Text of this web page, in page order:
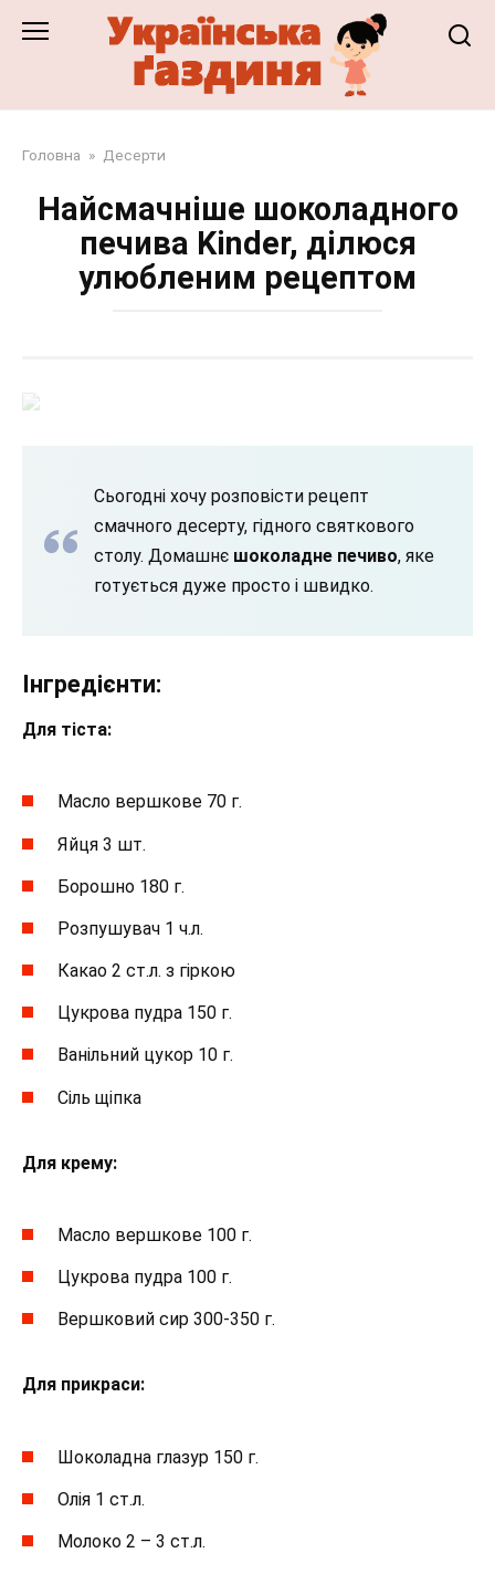
Головна » Десерти
Найсмачніше шоколадного
печива Kinder, ділюся
улюбленим рецептом
Сьогодні хочу розповісти рецепт
смачного десерту, гідного святкового
столу. Домашнє шоколадне печиво, яке
готується дуже просто і швидко.
Інгредієнти:
Для тіста:
Масло вершкове 70 г.
Яйця 3 шт.
Борошно 180 г.
Розпушувач 1 ч.л.
Какао 2 ст.л. з гіркою
Цукрова пудра 150 г.
Ванільний цукор 10 г.
Сіль щіпка
Для крему:
Масло вершкове 100 г.
Цукрова пудра 100 г.
Вершковий сир 300-350 г.
Для прикраси:
Шоколадна глазур 150 г.
Олія 1 ст.л.
Молоко 2 – 3 ст.л.